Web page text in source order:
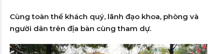
Cùng toàn thể khách quý, lãnh đạo khoa, phòng và
người dân trên địa bàn cùng tham dự.